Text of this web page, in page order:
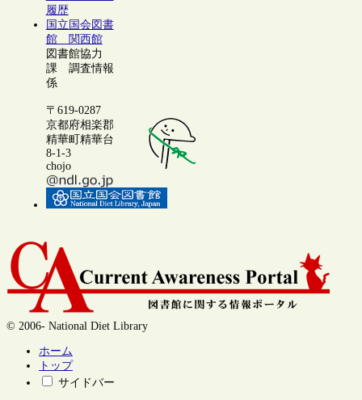
履歴
国立国会図書
館 関西館
図書館協力
課 調査情報
係
〒619-0287
京都府相楽郡
精華町精華台
8-1-3
chojo
© 2006- National Diet Library
ホーム
トップ
サイドバー